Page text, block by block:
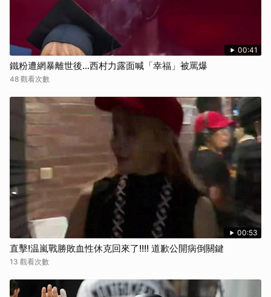
00:41
鐵粉遭網暴離世後...西村力露面喊「幸福」被罵爆
48 觀看次數
00:53
直擊!温嵐戰勝敗血性休克回來了!!!! 道歉公開病倒關鍵
13 觀看次數